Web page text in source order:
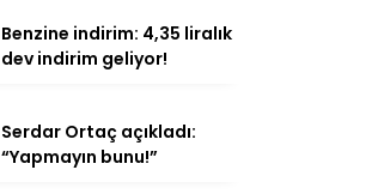
Benzine indirim: 4,35 liralık
dev indirim geliyor!
Serdar Ortaç açıkladı:
“Yapmayın bunu!”